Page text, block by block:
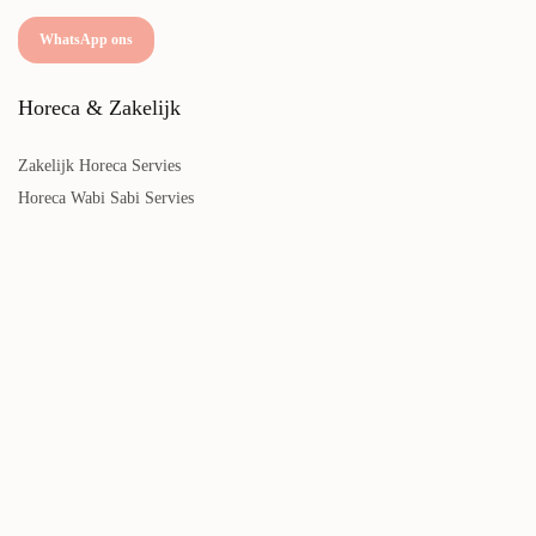
WhatsApp ons
Horeca & Zakelijk
Zakelijk Horeca Servies
Horeca Wabi Sabi Servies